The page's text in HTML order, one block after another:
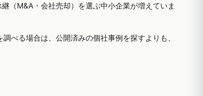
（M&A・会社売却）を選ぶ中小企業が増えていま
調べる場合は、公開済みの個社事例を探すよりも、